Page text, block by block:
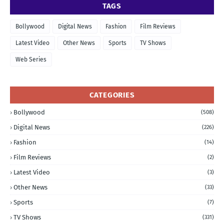
TAGS
Bollywood Digital News Fashion Film Reviews
Latest Video Other News Sports TV Shows
Web Series
CATEGORIES
Bollywood (508)
Digital News (226)
Fashion (14)
Film Reviews (2)
Latest Video (3)
Other News (33)
Sports (7)
TV Shows (331)